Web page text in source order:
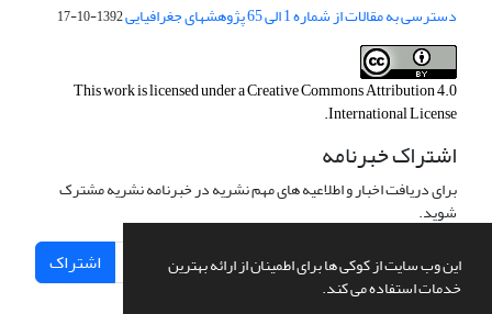
این وب سایت از کوکی ها برای اطمینان از ارائه بهترین
خدمات استفاده می کند.
دسترسی به مقالات از شماره 1 الی 65 پژوهشهای جغرافیایی 1392-10-17
This work is licensed under aCreative Commons Attribution 4.0
International License
.
اشتراک خبرنامه
برای دریافت اخبار و اطلاعیه های مهم نشریه در خبرنامه نشریه مشترک
شوید.
اشتراک